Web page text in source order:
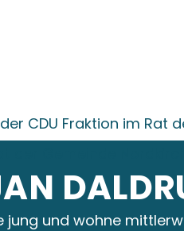
CDU Fraktion im Rat
jung und wohne